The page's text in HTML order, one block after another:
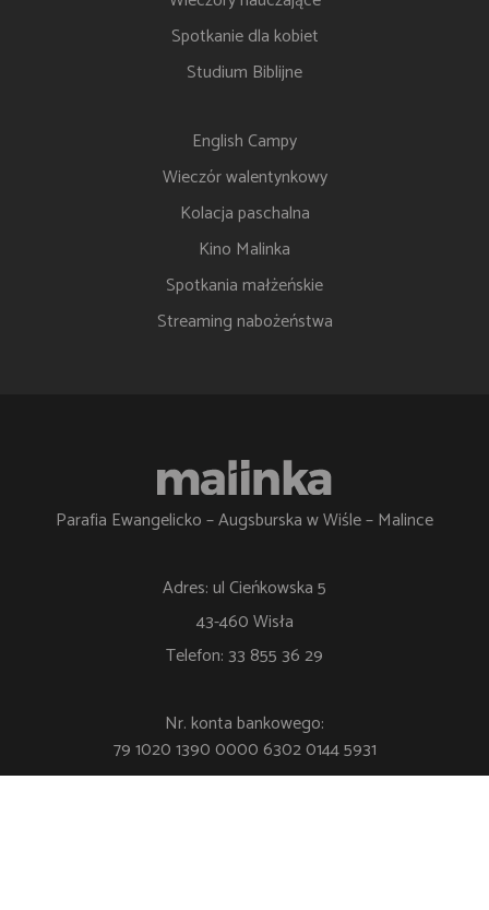
Spotkanie dla kobiet
Studium Biblijne
English Campy
Wieczór walentynkowy
Kolacja paschalna
Kino Malinka
Spotkania małżeńskie
Streaming nabożeństwa
Parafia Ewangelicko – Augsburska w Wiśle – Malince
Adres: ul Cieńkowska 5
43-460 Wisła
Telefon: 33 855 36 29
Nr. konta bankowego:
79 1020 1390 0000 6302 0144 5931